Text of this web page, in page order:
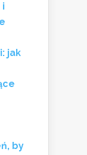
i
jak
by